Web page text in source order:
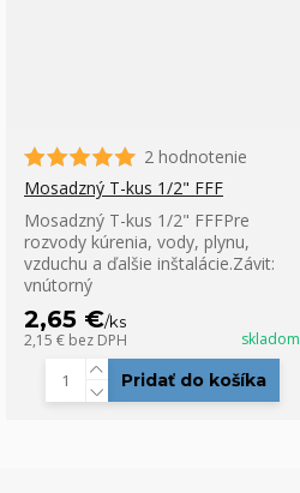
2 hodnotenie
Mosadzný T-kus 1/2" FFF
Mosadzný T-kus 1/2" FFFPre
rozvody kúrenia, vody, plynu,
vzduchu a ďalšie inštalácie.Závit:
vnútorný
2,65 €/ks
2,15 € bez DPH skladom
Pridať do košíka